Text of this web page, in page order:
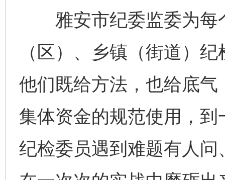
雅安市纪委监委为每
（区）、乡镇（街道）
他们既给方法，也给底
集体资金的规范使用，
纪检委员遇到难题有人